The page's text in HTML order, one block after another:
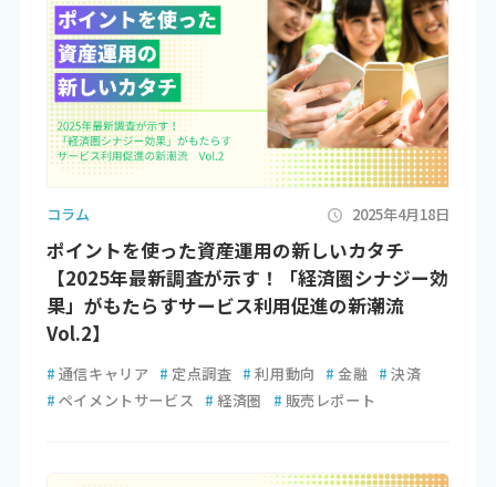
コラム 2025年4月18日
ポイントを使った資産運用の新しいカタチ
【2025年最新調査が示す！「経済圏シナジー効
果」がもたらすサービス利用促進の新潮流
Vol.2】
# 通信キャリア # 定点調査 # 利用動向 # 金融 # 決済
# ペイメントサービス # 経済圏 # 販売レポート